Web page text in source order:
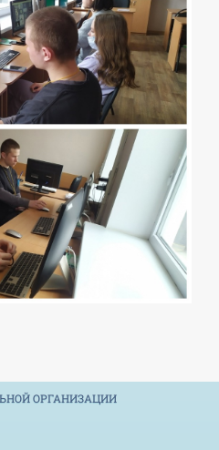
ОРГАНИЗАЦИИ